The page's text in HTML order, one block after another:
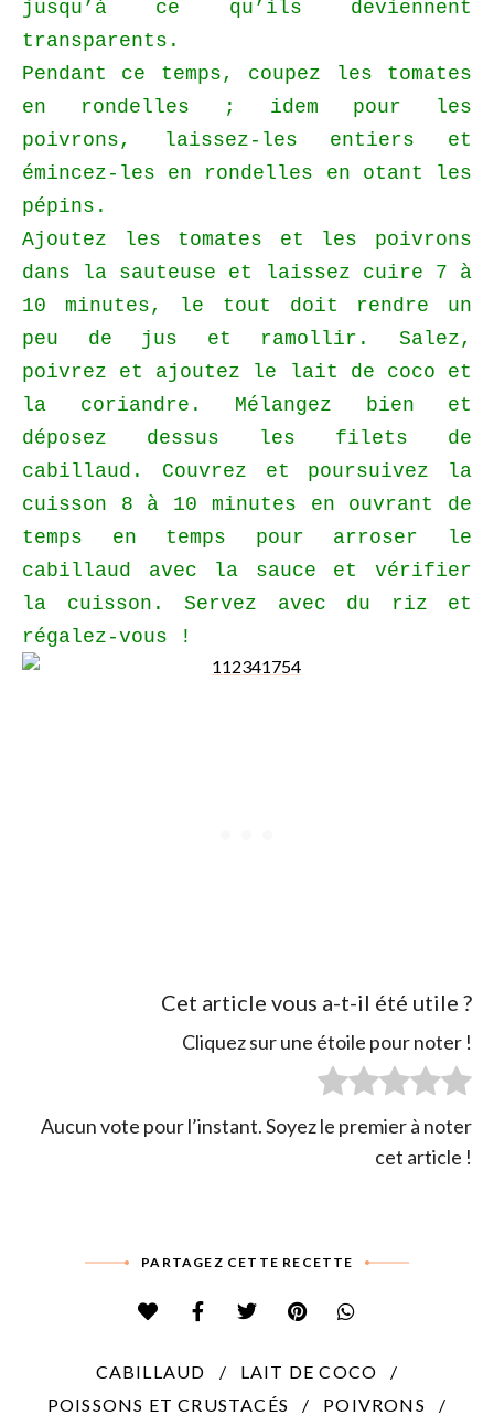
jusqu’à ce qu’ils deviennent
transparents.
Pendant ce temps, coupez les tomates
en rondelles ; idem pour les
poivrons, laissez-les entiers et
émincez-les en rondelles en otant les
pépins.
Ajoutez les tomates et les poivrons
dans la sauteuse et laissez cuire 7 à
10 minutes, le tout doit rendre un
peu de jus et ramollir. Salez,
poivrez et ajoutez le lait de coco et
la coriandre. Mélangez bien et
déposez dessus les filets de
cabillaud. Couvrez et poursuivez la
cuisson 8 à 10 minutes en ouvrant de
temps en temps pour arroser le
cabillaud avec la sauce et vérifier
la cuisson. Servez avec du riz et
régalez-vous !
Cet article vous a-t-il été utile ?
Cliquez sur une étoile pour noter !
Aucun vote pour l’instant. Soyez le premier à noter
cet article !
PARTAGEZ CETTE RECETTE
CABILLAUD
LAIT DE COCO
POISSONS ET CRUSTACÉS
POIVRONS